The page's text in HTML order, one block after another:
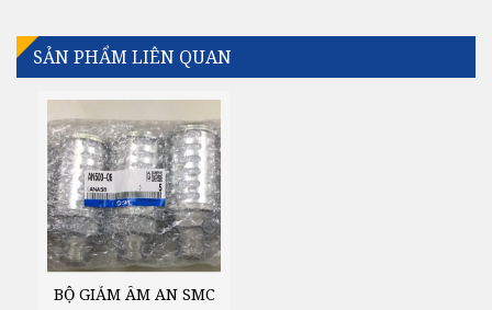
SẢN PHẨM LIÊN QUAN
BỘ GIẢM ÂM AN SMC